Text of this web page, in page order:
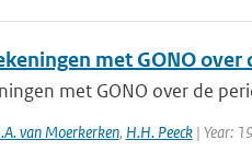
met GONO
met GONO over de
van Moerkerken, H.H. Peeck| Year: